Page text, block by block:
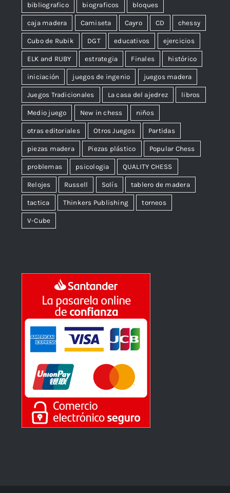
caja madera Camiseta Cayro CD chessy
Cubo de Rubik DGT educativos ejercicios
ELK and RUBY estrategia Finales histórico
iniciación juegos de ingenio juegos madera
Juegos Tradicionales La casa del ajedrez libros
Medio juego New in chess niños
otras editoriales Otros Juegos Partidas
piezas madera Piezas plástico Popular Chess
problemas psicologia QUALITY CHESS
Relojes Russell Solís tablero de madera
tactica Thinkers Publishing torneos
V-Cube